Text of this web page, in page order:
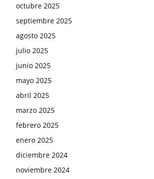
octubre 2025
septiembre 2025
agosto 2025
julio 2025
junio 2025
mayo 2025
abril 2025
marzo 2025
febrero 2025
enero 2025
diciembre 2024
noviembre 2024